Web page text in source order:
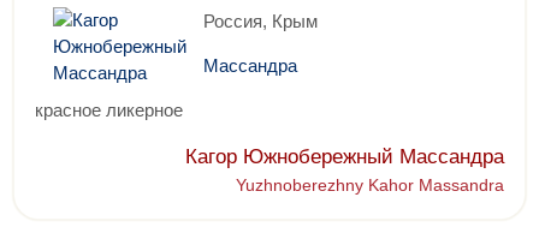
Россия, Крым
Массандра
красное ликерное
Кагор Южнобережный Массандра
Yuzhnoberezhny Kahor Massandra